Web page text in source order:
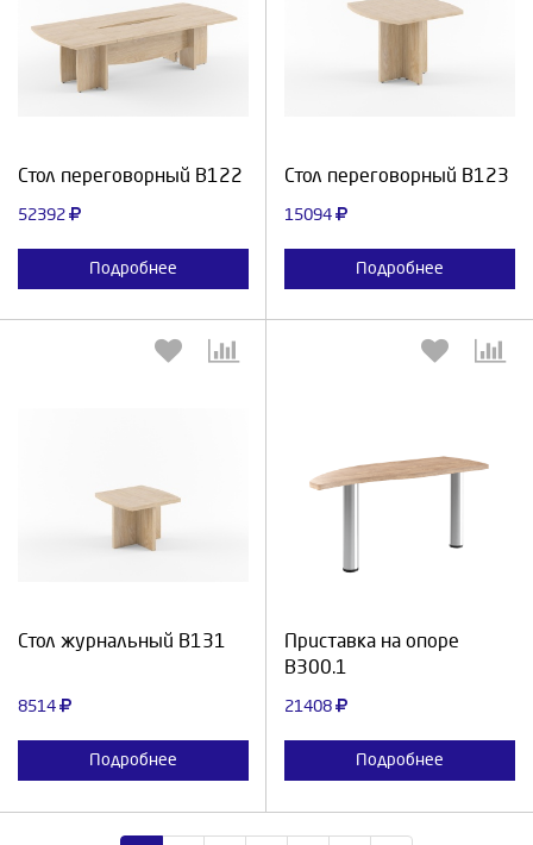
Стол переговорный В122
52392
Подробнее
Выберите количество:
Стол переговорный В123
15094
Подробнее
Выберите количество:
Стол журнальный В131
8514
Подробнее
Выберите количество:
Приставка на опоре
В300.1
21408
Подробнее